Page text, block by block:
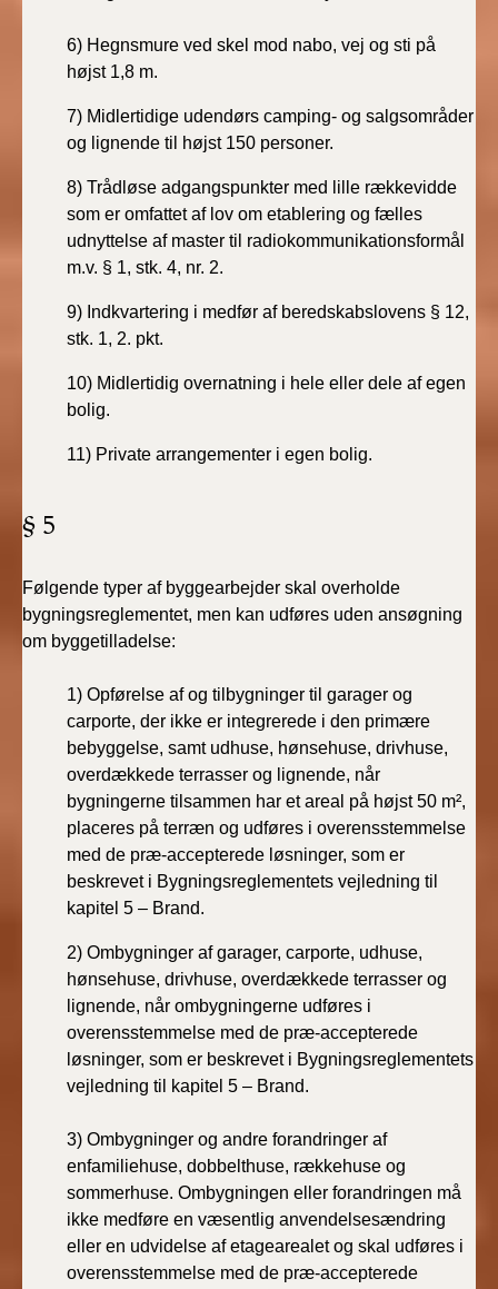
BR15 (2015-2018)
Tidligere BR (1961-
2010)
6) Hegnsmure ved skel mod nabo, vej og sti på
højst 1,8 m.
7) Midlertidige udendørs camping- og salgsområder
og lignende til højst 150 personer.
8) Trådløse adgangspunkter med lille rækkevidde
som er omfattet af lov om etablering og fælles
udnyttelse af master til radiokommunikationsformål
m.v. § 1, stk. 4, nr. 2.
9) Indkvartering i medfør af beredskabslovens § 12,
stk. 1, 2. pkt.
10) Midlertidig overnatning i hele eller dele af egen
bolig.
11) Private arrangementer i egen bolig.
§ 5
Følgende typer af byggearbejder skal overholde
bygningsreglementet, men kan udføres uden ansøgning
om byggetilladelse:
1) Opførelse af og tilbygninger til garager og
carporte, der ikke er integrerede i den primære
bebyggelse, samt udhuse, hønsehuse, drivhuse,
overdækkede terrasser og lignende, når
bygningerne tilsammen har et areal på højst 50 m²,
placeres på terræn og udføres i overensstemmelse
med de præ-accepterede løsninger, som er
beskrevet i Bygningsreglementets vejledning til
kapitel 5 – Brand.
2) Ombygninger af garager, carporte, udhuse,
hønsehuse, drivhuse, overdækkede terrasser og
lignende, når ombygningerne udføres i
overensstemmelse med de præ-accepterede
løsninger, som er beskrevet i Bygningsreglementets
vejledning til kapitel 5 – Brand.
3) Ombygninger og andre forandringer af
enfamiliehuse, dobbelthuse, rækkehuse og
sommerhuse. Ombygningen eller forandringen må
ikke medføre en væsentlig anvendelsesændring
eller en udvidelse af etagearealet og skal udføres i
overensstemmelse med de præ-accepterede